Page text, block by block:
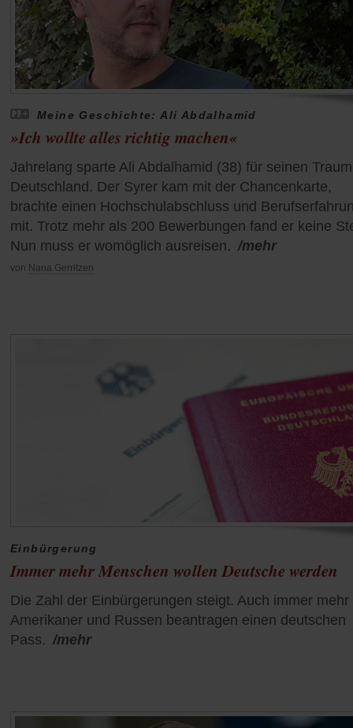
Meine Geschichte: Ali Abdalhamid
»Ich wollte alles richtig machen«
Jahrelang sparte Ali Abdalhamid (38) für seinen
Deutschland. Der Syrer kam mit der Chancenkarte,
brachte einen Hochschulabschluss und
mit. Trotz mehr als 200 Bewerbungen fand er keine
Nun muss er womöglich ausreisen. /mehr
von Nana Gerritzen
Einbürgerung
Immer mehr Menschen wollen Deutsche werden
Die Zahl der Einbürgerungen steigt. Auch immer mehr
Amerikaner und Russen beantragen einen deutschen
Pass. /mehr